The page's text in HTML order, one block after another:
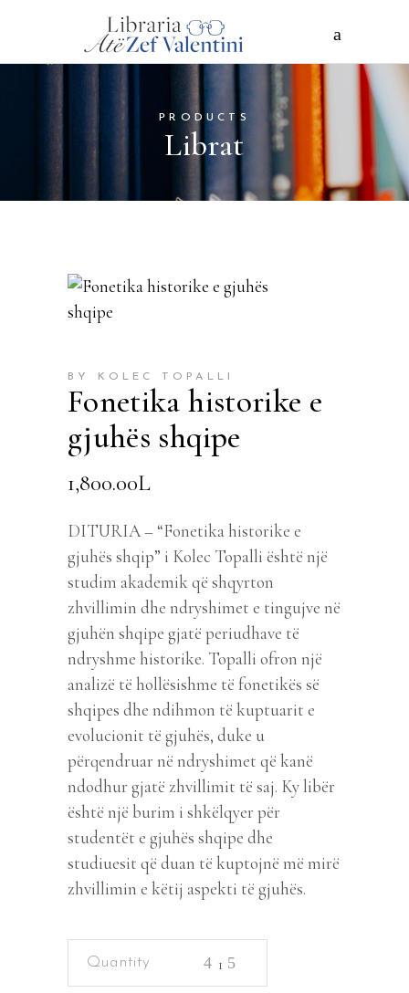
PRODUCTS
Librat
BY KOLEC TOPALLI
Fonetika historike e
gjuhës shqipe
1,800.00L
DITURIA – “Fonetika historike e
gjuhës shqip” i Kolec Topalli është një
studim akademik që shqyrton
zhvillimin dhe ndryshimet e tingujve në
gjuhën shqipe gjatë periudhave të
ndryshme historike. Topalli ofron një
analizë të hollësishme të fonetikës së
shqipes dhe ndihmon të kuptuarit e
evolucionit të gjuhës, duke u
përqendruar në ndryshimet që kanë
ndodhur gjatë zhvillimit të saj. Ky libër
është një burim i shkëlqyer për
studentët e gjuhës shqipe dhe
studiuesit që duan të kuptojnë më mirë
zhvillimin e këtij aspekti të gjuhës.